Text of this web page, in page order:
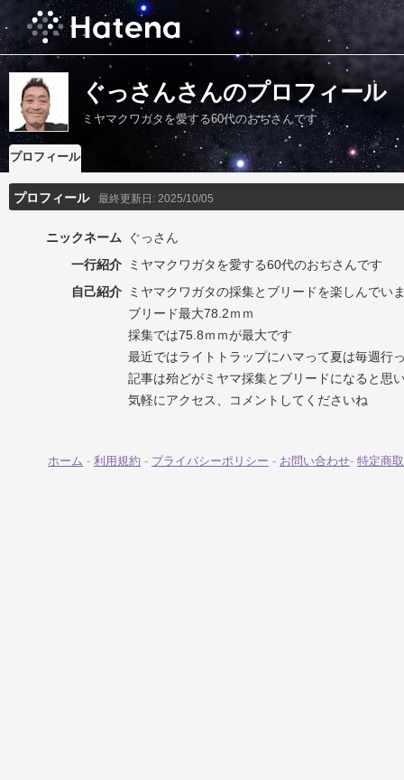
ぐっさんさんのプロフィール
ミヤマクワガタを愛する60代のおぢさんです
プロフィール
プロフィール 最終更新日: 2025/10/05
ニックネーム
ぐっさん
一行紹介
ミヤマクワガタを愛する60代のおぢさんです
自己紹介
ミヤマクワガタの採集とブリードを楽しんでい
ブリード最大78.2ｍｍ
採集では75.8ｍｍが最大です
最近ではライトトラップにハマって夏は毎週行
記事は殆どがミヤマ採集とブリードになると思
気軽にアクセス、コメントしてくださいね
ホーム - 利用規約 - プライバシーポリシー - お問い合わせ- 特定商